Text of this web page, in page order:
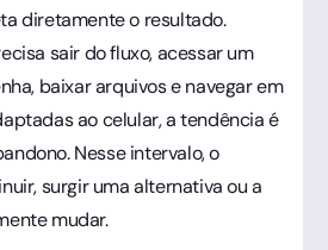
diretamente o resultado.
sair do fluxo, acessar um
baixar arquivos e navegar em
ao celular, a tendência é
Nesse intervalo, o
surgir uma alternativa ou a
mudar.